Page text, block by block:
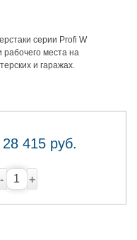
серии Profi W
места на
и гаражах.
28 415руб.
- +